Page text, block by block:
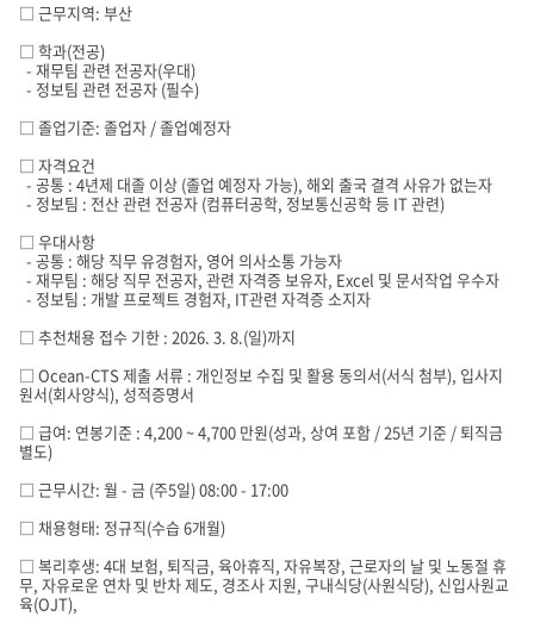
□ 근무지역: 부산
□ 학과(전공)
- 재무팀 관련 전공자(우대)
- 정보팀 관련 전공자 (필수)
□ 졸업기준: 졸업자 / 졸업예정자
□ 자격요건
- 공통 : 4년제 대졸 이상 (졸업 예정자 가능), 해외 출국 결격 사유가 없는자
- 정보팀 : 전산 관련 전공자 (컴퓨터공학, 정보통신공학 등 IT 관련)
□ 우대사항
- 공통 : 해당 직무 유경험자, 영어 의사소통 가능자
- 재무팀 : 해당 직무 전공자, 관련 자격증 보유자, Excel 및 문서작업 우수자
- 정보팀 : 개발 프로젝트 경험자, IT관련 자격증 소지자
□ 추천채용 접수 기한 : 2026. 3. 8.(일)까지
□ Ocean-CTS 제출 서류 : 개인정보 수집 및 활용 동의서(서식 첨부), 입사지
원서(회사양식), 성적증명서
□ 급여: 연봉기준 : 4,200 ~ 4,700 만원(성과, 상여 포함 / 25년 기준 / 퇴직금
별도)
□ 근무시간: 월 - 금 (주5일) 08:00 - 17:00
□ 채용형태: 정규직(수습 6개월)
□ 복리후생: 4대 보험, 퇴직금, 육아휴직, 자유복장, 근로자의 날 및 노동절 휴
무, 자유로운 연차 및 반차 제도, 경조사 지원, 구내식당(사원식당), 신입사원교
육(OJT),